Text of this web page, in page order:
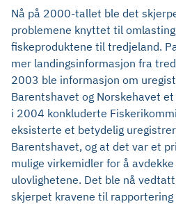
Nå på 2000-tallet ble det
problemene knyttet til
fiskeproduktene til tredjeland.
mer landingsinformasjon fra
2003 ble informasjon om
Barentshavet og Norskehavet
i 2004 konkluderte
eksisterte et betydelig
Barentshavet, og at det var et
mulige virkemidler for å
ulovlighetene. Det ble nå
skjerpet kravene til